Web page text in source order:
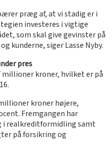
præg af, at vi stadig er i
investeres i vigtige
som skal give gevinster på
kunderne, siger Lasse Nyby.
pres
kroner, hvilket er på
kroner højere,
Fremgangen har
i realkreditformidling samt
på forsikring og